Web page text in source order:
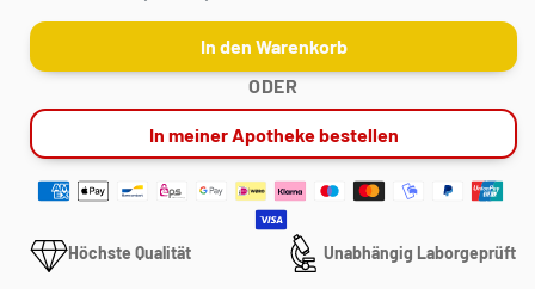
In den Warenkorb
ODER
In meiner Apotheke bestellen
Höchste Qualität Unabhängig Laborgeprüft